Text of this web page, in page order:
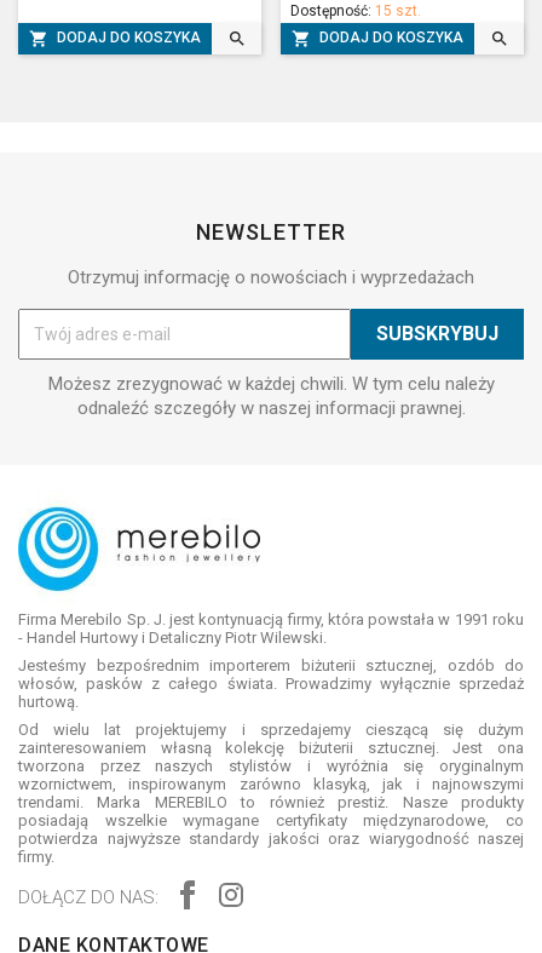
 DODAJ DO KOSZYKA 
Dostępność: 15 szt.
 DODAJ DO KOSZYKA 
NEWSLETTER
Otrzymuj informację o nowościach i wyprzedażach
Możesz zrezygnować w każdej chwili. W tym celu należy
odnaleźć szczegóły w naszej informacji prawnej.
Firma Merebilo Sp. J. jest kontynuacją firmy, która powstała w 1991 roku
- Handel Hurtowy i Detaliczny Piotr Wilewski.
Jesteśmy bezpośrednim importerem biżuterii sztucznej, ozdób do
włosów, pasków z całego świata. Prowadzimy wyłącznie sprzedaż
hurtową.
Od wielu lat projektujemy i sprzedajemy cieszącą się dużym
zainteresowaniem własną kolekcję biżuterii sztucznej. Jest ona
tworzona przez naszych stylistów i wyróżnia się oryginalnym
wzornictwem, inspirowanym zarówno klasyką, jak i najnowszymi
trendami. Marka MEREBILO to również prestiż. Nasze produkty
posiadają wszelkie wymagane certyfikaty międzynarodowe, co
potwierdza najwyższe standardy jakości oraz wiarygodność naszej
firmy.
DOŁĄCZ DO NAS:
DANE KONTAKTOWE